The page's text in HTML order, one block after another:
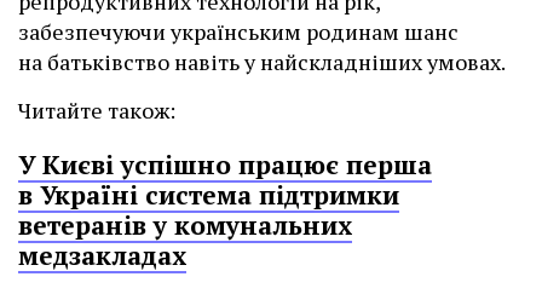
забезпечуючи українським родинам шанс
на батьківство навіть у найскладніших умовах.
Читайте також:
У Києві успішно працює перша
в Україні система підтримки
ветеранів у комунальних
медзакладах